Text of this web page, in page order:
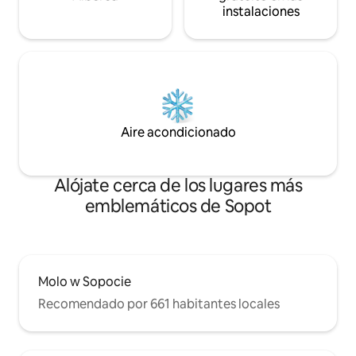
instalaciones
Aire acondicionado
Alójate cerca de los lugares más
emblemáticos de Sopot
Molo w Sopocie
Recomendado por 661 habitantes locales